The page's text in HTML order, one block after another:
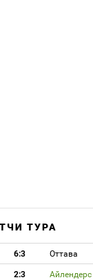
ТУРА
6:3 Оттава
2:3 Айлендерс